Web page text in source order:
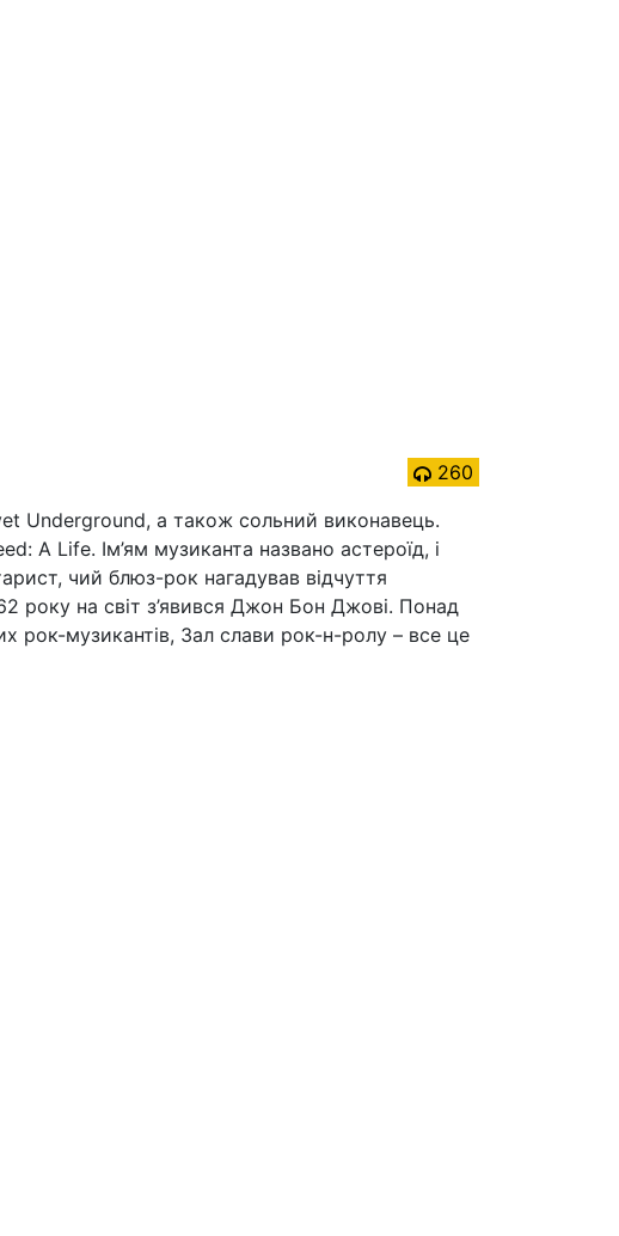
260
Underground, а також сольний виконавець.
A Life. Ім’ям музиканта названо астероїд, і
чий блюз-рок нагадував відчуття
року на світ з’явився Джон Бон Джові. Понад
рок-музикантів, Зал слави рок-н-ролу – все це